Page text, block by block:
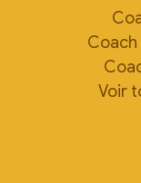
Voir